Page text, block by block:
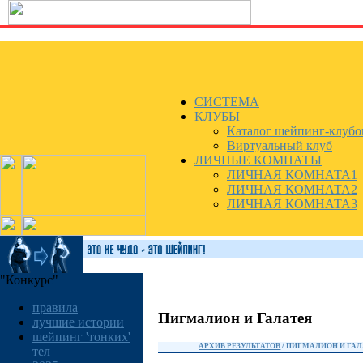
СИСТЕМА
КЛУБЫ
Каталог шейпинг-
Виртуальный клуб
ЛИЧНЫЕ КОМНАТЫ
ЛИЧНАЯ КОМНАТА1
ЛИЧНАЯ КОМНАТА2
ЛИЧНАЯ КОМНАТА3
"Конкурс"
правила
лучшие истории
шейпинг 'тонких'
тел
Пигмалион и Галатея
АРХИВ РЕЗУЛЬТАТОВ / ПИГМАЛИОН И